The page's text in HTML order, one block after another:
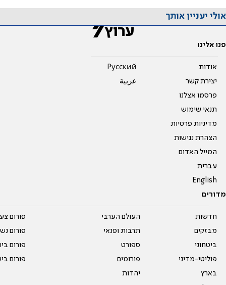
אולי יעניין אותך
פנו אלינו
אודות
יצירת קשר
פרסמו אצלנו
תנאי שימוש
מדיניות פרטיות
הצהרת נגישות
המייל האדום
עברית
English
Pусский
عربية
מדורים
חדשות
מבזקים
ביטחוני
פוליטי-מדיני
בארץ
העולם הערבי
תרבות ופנאי
ספורט
פורומים
יהדות
פורום
פורום
פורום
פורום